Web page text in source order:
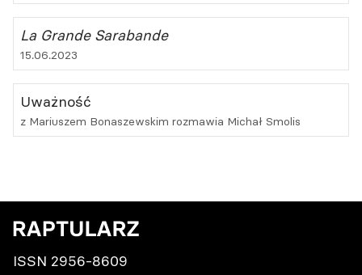
La Grande Sarabande
15.06.2023
Uważność
z Mariuszem Bonaszewskim rozmawia Michał Smolis
ISSN 2956-8609